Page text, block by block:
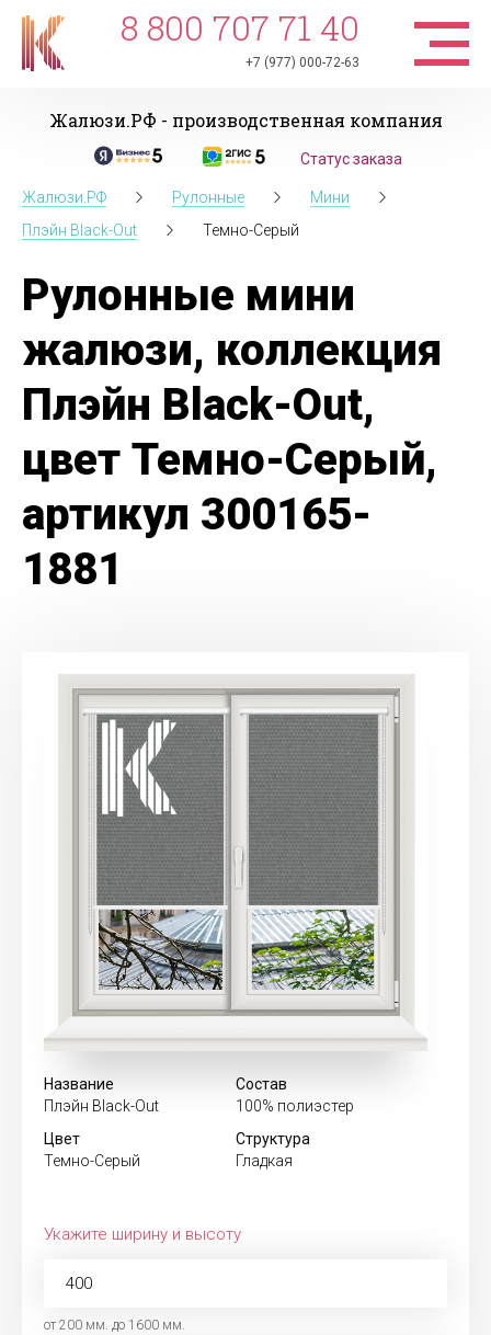
8 800 707 71 40
+7 (977) 000-72-63
Жалюзи.РФ - производственная компания
Статус заказа
Жалюзи.РФ Рулонные
Мини
Плэйн Black-Out
Темно-Серый
Рулонные мини
жалюзи, коллекция
Плэйн Black-Out,
цвет Темно-Серый,
артикул 300165-
1881
Название
Плэйн Black-Out
Состав
100% полиэстер
Цвет
Темно-Серый
Структура
Гладкая
Укажите ширину и высоту
от 200 мм. до 1600 мм.